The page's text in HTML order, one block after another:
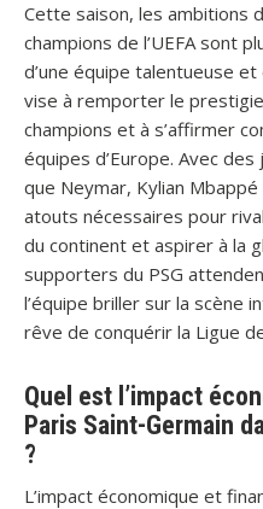
Cette saison, les ambitions
champions de l’UEFA sont
d’une équipe talentueuse
vise à remporter le
champions et à s’affirmer
équipes d’Europe. Avec
que Neymar, Kylian
atouts nécessaires pour
du continent et aspirer à la
supporters du PSG
l’équipe briller sur la scène
rêve de conquérir la Ligue
Quel est l’impact
Paris Saint-Germain
?
L’impact économique et